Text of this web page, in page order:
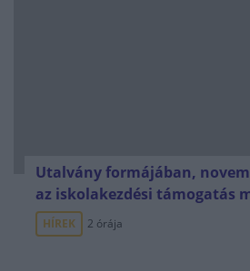
Utalvány formájában,
az iskolakezdési támogatás
HÍREK 2 órája